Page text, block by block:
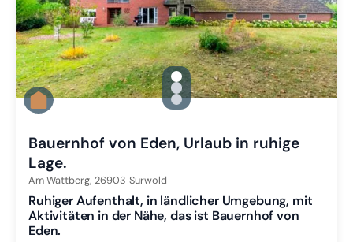
gallery.slide_selector
Zu Slide 1 wechseln
Zu Slide 2 wechseln
Zu Slide 3 wechseln
Bauernhof von Eden, Urlaub in ruhige
Lage.
Am Wattberg, 26903 Surwold
Ruhiger Aufenthalt, in ländlicher Umgebung, mit
Aktivitäten in der Nähe, das ist Bauernhof von
Eden.